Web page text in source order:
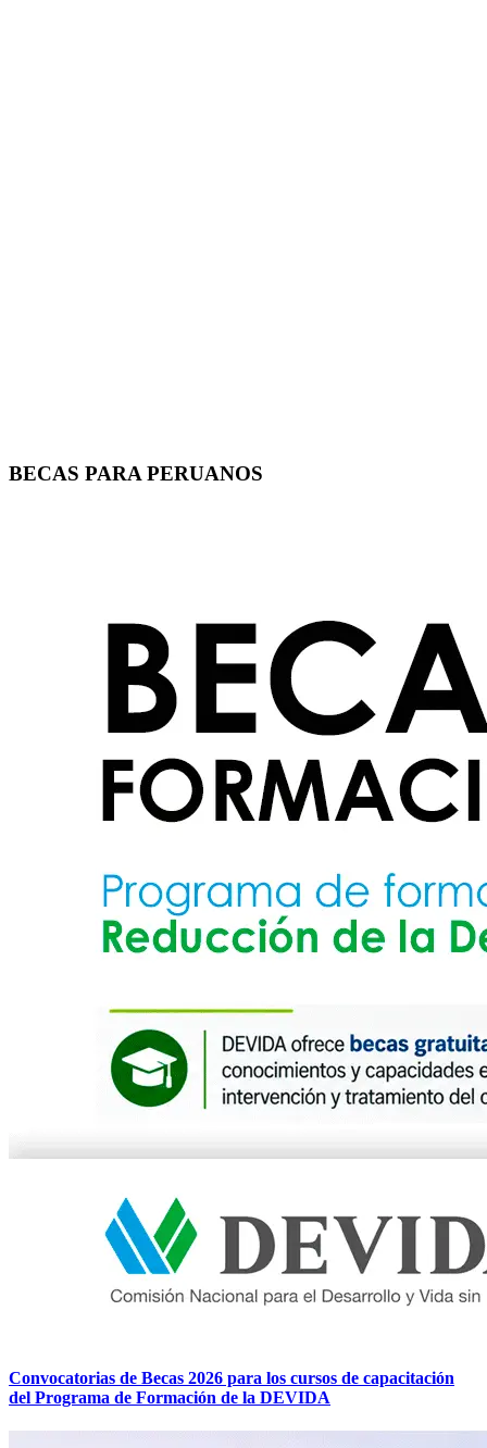
BECAS PARA PERUANOS
Convocatorias de Becas 2026 para los cursos de capacitación
del Programa de Formación de la DEVIDA